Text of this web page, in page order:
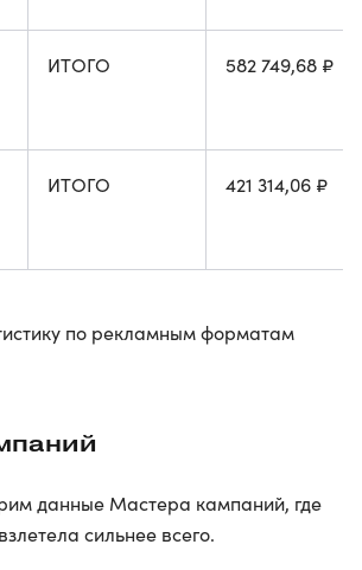
ИТОГО 582 749,68 ₽
ИТОГО 421 314,06 ₽
по рекламным форматам
данные Мастера кампаний, где
сильнее всего.